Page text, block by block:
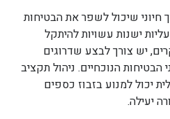
חיוני שיכול לשפר את הבטיחות
ישנות עשויות להיתקל
יש צורך לבצע שדרוגים
הנוכחיים. ניהול תקציב
יכול למנוע בזבוז כספים
יעילה.